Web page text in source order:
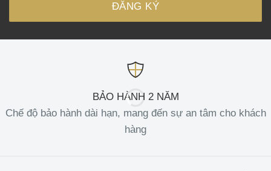
BẢO HÀNH 2 NĂM
Chế độ bảo hành dài hạn, mang đến sự an tâm cho khách
hàng